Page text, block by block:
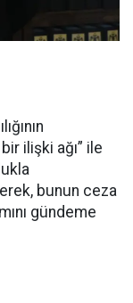
ilişki ağı” ile
bunun ceza
gündeme